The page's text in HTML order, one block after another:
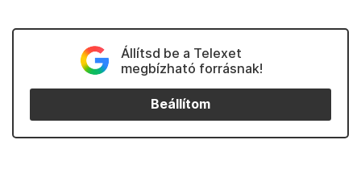
Állítsd be a Telexet
megbízható forrásnak!
Beállítom